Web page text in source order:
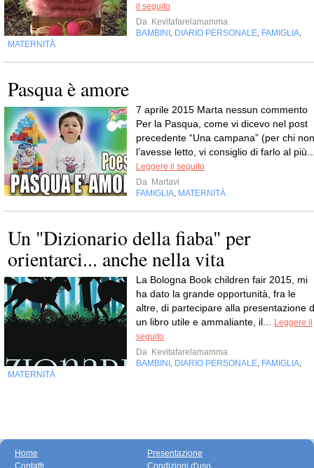
il seguito
Da Kevitafarelamamma
BAMBINI DIARIO PERSONALE FAMIGLIA
MATERNITÀ
Pasqua è amore
7 aprile 2015 Marta nessun commento
Per la Pasqua, come vi dicevo nel post
precedente “Una campana” (per chi non
l’avesse letto, vi consiglio di farlo al
Leggere il seguito
Da Martavi
FAMIGLIA MATERNITÀ
Un "Dizionario della fiaba" per
orientarci... anche nella vita
La Bologna Book children fair 2015, mi
ha dato la grande opportunità, fra le
altre, di partecipare alla presentazione
un libro utile e ammaliante, il...
Leggere il
seguito
Da Kevitafarelamamma
BAMBINI DIARIO PERSONALE FAMIGLIA
MATERNITÀ
Home
Contatti
Presentazione
Condizioni d'uso